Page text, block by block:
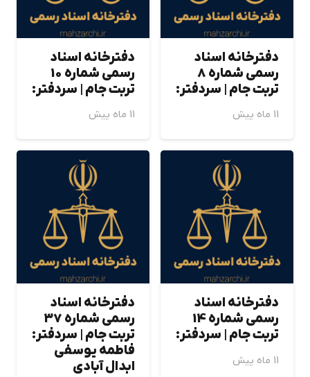
دفترخانه اسناد
رسمی شماره 8
تربت جام | سردفتر:
11 ماه پیش
دفترخانه اسناد
رسمی شماره 10
تربت جام | سردفتر:
11 ماه پیش
دفترخانه اسناد
رسمی شماره 14
تربت جام | سردفتر:
11 ماه پیش
دفترخانه اسناد
رسمی شماره 37
تربت جام | سردفتر:
فاطمه يوسفي
ابدال آبادي